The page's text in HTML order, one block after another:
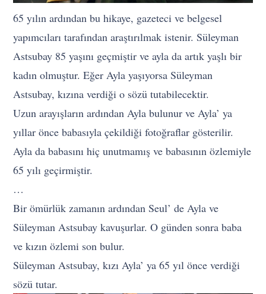
65 yılın ardından bu hikaye, gazeteci ve belgesel
yapımcıları tarafından araştırılmak istenir. Süleyman
Astsubay 85 yaşını geçmiştir ve ayla da artık yaşlı bir
kadın olmuştur. Eğer Ayla yaşıyorsa Süleyman
Astsubay, kızına verdiği o sözü tutabilecektir.
Uzun arayışların ardından Ayla bulunur ve Ayla’ ya
yıllar önce babasıyla çekildiği fotoğraflar gösterilir.
Ayla da babasını hiç unutmamış ve babasının özlemiyle
65 yılı geçirmiştir.
…
Bir ömürlük zamanın ardından Seul’ de Ayla ve
Süleyman Astsubay kavuşurlar. O günden sonra baba
ve kızın özlemi son bulur.
Süleyman Astsubay, kızı Ayla’ ya 65 yıl önce verdiği
sözü tutar.